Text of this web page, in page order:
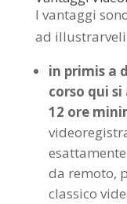
I vantaggi
ad
in primis a
corso qui
12 ore
da remoto,
classico